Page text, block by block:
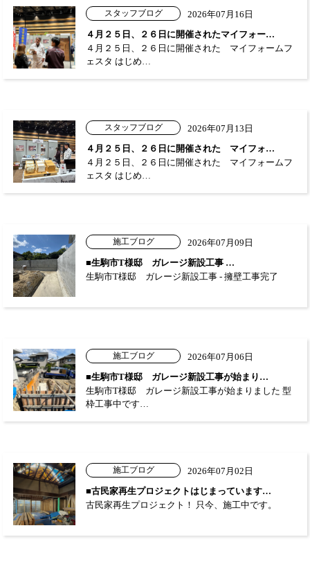
スタッフブログ
2026年07月16日
４月２５日、２６日に開催されたマイフォー…
４月２５日、２６日に開催された マイフォームフ
ェスタ はじめ…
スタッフブログ
2026年07月13日
４月２５日、２６日に開催された マイフォ…
４月２５日、２６日に開催された マイフォームフ
ェスタ はじめ…
施工ブログ
2026年07月09日
■生駒市T様邸 ガレージ新設工事 …
生駒市T様邸 ガレージ新設工事 - 擁壁工事完了
施工ブログ
2026年07月06日
■生駒市T様邸 ガレージ新設工事が始まり…
生駒市T様邸 ガレージ新設工事が始まりました 型
枠工事中です…
施工ブログ
2026年07月02日
■古民家再生プロジェクトはじまっています…
古民家再生プロジェクト！ 只今、施工中です。